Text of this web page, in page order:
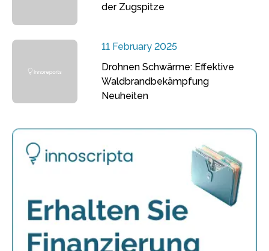
der Zugspitze
11 February 2025
Drohnen Schwärme: Effektive
Waldbrandbekämpfung
Neuheiten